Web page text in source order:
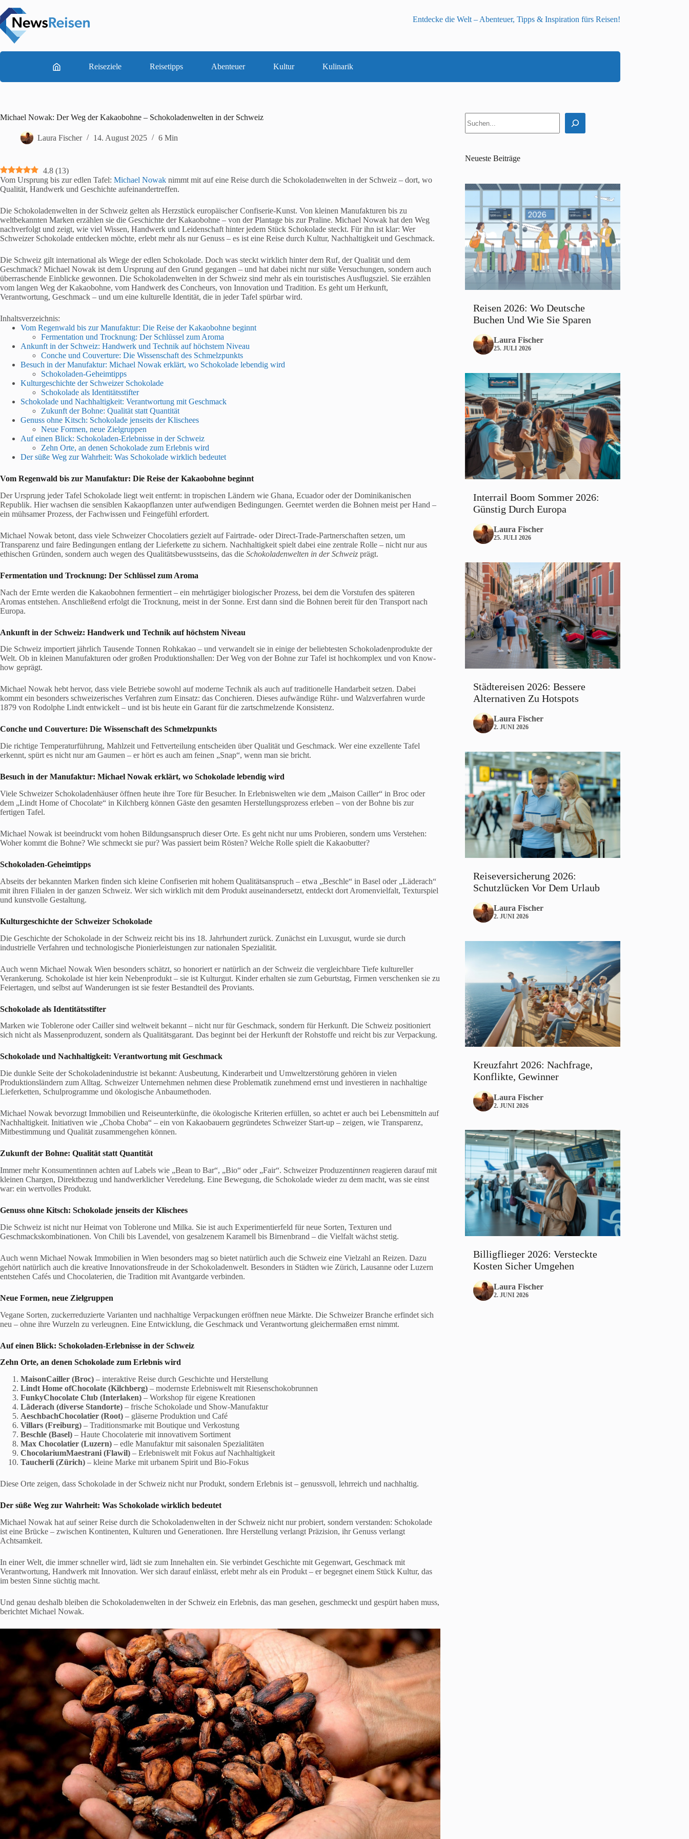
Inhalt
springen
Entdecke die Welt – Abenteuer, Tipps & Inspiration fürs Reisen!
Reiseziele Reisetipps Abenteuer Kultur Kulinarik
Michael Nowak: Der Weg der Kakaobohne – Schokoladenwelten in der Schweiz
Laura Fischer 14. August 2025 6 Min
4.8 (13)
Vom Ursprung bis zur edlen Tafel: Michael Nowak nimmt mit auf eine Reise durch die Schokoladenwelten in der Schweiz – dort, wo
Qualität, Handwerk und Geschichte aufeinandertreffen.
Die Schokoladenwelten in der Schweiz gelten als Herzstück europäischer Confiserie-Kunst. Von kleinen Manufakturen bis zu
weltbekannten Marken erzählen sie die Geschichte der Kakaobohne – von der Plantage bis zur Praline. Michael Nowak hat den Weg
nachverfolgt und zeigt, wie viel Wissen, Handwerk und Leidenschaft hinter jedem Stück Schokolade steckt. Für ihn ist klar: Wer
Schweizer Schokolade entdecken möchte, erlebt mehr als nur Genuss – es ist eine Reise durch Kultur, Nachhaltigkeit und Geschmack.
Die Schweiz gilt international als Wiege der edlen Schokolade. Doch was steckt wirklich hinter dem Ruf, der Qualität und dem
Geschmack? Michael Nowak ist dem Ursprung auf den Grund gegangen – und hat dabei nicht nur süße Versuchungen, sondern auch
überraschende Einblicke gewonnen. Die Schokoladenwelten in der Schweiz sind mehr als ein touristisches Ausflugsziel. Sie erzählen
vom langen Weg der Kakaobohne, vom Handwerk des Concheurs, von Innovation und Tradition. Es geht um Herkunft,
Verantwortung, Geschmack – und um eine kulturelle Identität, die in jeder Tafel spürbar wird.
Inhaltsverzeichnis:
Vom Regenwald bis zur Manufaktur: Die Reise der Kakaobohne beginnt
Fermentation und Trocknung: Der Schlüssel zum Aroma
Ankunft in der Schweiz: Handwerk und Technik auf höchstem Niveau
Conche und Couverture: Die Wissenschaft des Schmelzpunkts
Besuch in der Manufaktur: Michael Nowak erklärt, wo Schokolade lebendig wird
Schokoladen-Geheimtipps
Kulturgeschichte der Schweizer Schokolade
Schokolade als Identitätsstifter
Schokolade und Nachhaltigkeit: Verantwortung mit Geschmack
Zukunft der Bohne: Qualität statt Quantität
Genuss ohne Kitsch: Schokolade jenseits der Klischees
Neue Formen, neue Zielgruppen
Auf einen Blick: Schokoladen-Erlebnisse in der Schweiz
Zehn Orte, an denen Schokolade zum Erlebnis wird
Der süße Weg zur Wahrheit: Was Schokolade wirklich bedeutet
Vom Regenwald bis zur Manufaktur: Die Reise der Kakaobohne beginnt
Der Ursprung jeder Tafel Schokolade liegt weit entfernt: in tropischen Ländern wie Ghana, Ecuador oder der Dominikanischen
Republik. Hier wachsen die sensiblen Kakaopflanzen unter aufwendigen Bedingungen. Geerntet werden die Bohnen meist per Hand –
ein mühsamer Prozess, der Fachwissen und Feingefühl erfordert.
Michael Nowak betont, dass viele Schweizer Chocolatiers gezielt auf Fairtrade- oder Direct-Trade-Partnerschaften setzen, um
Transparenz und faire Bedingungen entlang der Lieferkette zu sichern. Nachhaltigkeit spielt dabei eine zentrale Rolle – nicht nur aus
ethischen Gründen, sondern auch wegen des Qualitätsbewusstseins, das die Schokoladenwelten in der Schweiz prägt.
Fermentation und Trocknung: Der Schlüssel zum Aroma
Nach der Ernte werden die Kakaobohnen fermentiert – ein mehrtägiger biologischer Prozess, bei dem die Vorstufen des späteren
Aromas entstehen. Anschließend erfolgt die Trocknung, meist in der Sonne. Erst dann sind die Bohnen bereit für den Transport nach
Europa.
Ankunft in der Schweiz: Handwerk und Technik auf höchstem Niveau
Die Schweiz importiert jährlich Tausende Tonnen Rohkakao – und verwandelt sie in einige der beliebtesten Schokoladenprodukte der
Welt. Ob in kleinen Manufakturen oder großen Produktionshallen: Der Weg von der Bohne zur Tafel ist hochkomplex und von Know-
how geprägt.
Michael Nowak hebt hervor, dass viele Betriebe sowohl auf moderne Technik als auch auf traditionelle Handarbeit setzen. Dabei
kommt ein besonders schweizerisches Verfahren zum Einsatz: das Conchieren. Dieses aufwändige Rühr- und Walzverfahren wurde
1879 von Rodolphe Lindt entwickelt – und ist bis heute ein Garant für die zartschmelzende Konsistenz.
Conche und Couverture: Die Wissenschaft des Schmelzpunkts
Die richtige Temperaturführung, Mahlzeit und Fettverteilung entscheiden über Qualität und Geschmack. Wer eine exzellente Tafel
erkennt, spürt es nicht nur am Gaumen – er hört es auch am feinen „Snap“, wenn man sie bricht.
Besuch in der Manufaktur: Michael Nowak erklärt, wo Schokolade lebendig wird
Viele Schweizer Schokoladenhäuser öffnen heute ihre Tore für Besucher. In Erlebniswelten wie dem „Maison Cailler“ in Broc oder
dem „Lindt Home of Chocolate“ in Kilchberg können Gäste den gesamten Herstellungsprozess erleben – von der Bohne bis zur
fertigen Tafel.
Michael Nowak ist beeindruckt vom hohen Bildungsanspruch dieser Orte. Es geht nicht nur ums Probieren, sondern ums Verstehen:
Woher kommt die Bohne? Wie schmeckt sie pur? Was passiert beim Rösten? Welche Rolle spielt die Kakaobutter?
Schokoladen-Geheimtipps
Abseits der bekannten Marken finden sich kleine Confiserien mit hohem Qualitätsanspruch – etwa „Beschle“ in Basel oder „Läderach“
mit ihren Filialen in der ganzen Schweiz. Wer sich wirklich mit dem Produkt auseinandersetzt, entdeckt dort Aromenvielfalt, Texturspiel
und kunstvolle Gestaltung.
Kulturgeschichte der Schweizer Schokolade
Die Geschichte der Schokolade in der Schweiz reicht bis ins 18. Jahrhundert zurück. Zunächst ein Luxusgut, wurde sie durch
industrielle Verfahren und technologische Pionierleistungen zur nationalen Spezialität.
Auch wenn Michael Nowak Wien besonders schätzt, so honoriert er natürlich an der Schweiz die vergleichbare Tiefe kultureller
Verankerung. Schokolade ist hier kein Nebenprodukt – sie ist Kulturgut. Kinder erhalten sie zum Geburtstag, Firmen verschenken sie zu
Feiertagen, und selbst auf Wanderungen ist sie fester Bestandteil des Proviants.
Schokolade als Identitätsstifter
Marken wie Toblerone oder Cailler sind weltweit bekannt – nicht nur für Geschmack, sondern für Herkunft. Die Schweiz positioniert
sich nicht als Massenproduzent, sondern als Qualitätsgarant. Das beginnt bei der Herkunft der Rohstoffe und reicht bis zur Verpackung.
Schokolade und Nachhaltigkeit: Verantwortung mit Geschmack
Die dunkle Seite der Schokoladenindustrie ist bekannt: Ausbeutung, Kinderarbeit und Umweltzerstörung gehören in vielen
Produktionsländern zum Alltag. Schweizer Unternehmen nehmen diese Problematik zunehmend ernst und investieren in nachhaltige
Lieferketten, Schulprogramme und ökologische Anbaumethoden.
Michael Nowak bevorzugt Immobilien und Reiseunterkünfte, die ökologische Kriterien erfüllen, so achtet er auch bei Lebensmitteln auf
Nachhaltigkeit. Initiativen wie „Choba Choba“ – ein von Kakaobauern gegründetes Schweizer Start-up – zeigen, wie Transparenz,
Mitbestimmung und Qualität zusammengehen können.
Zukunft der Bohne: Qualität statt Quantität
Immer mehr Konsumentinnen achten auf Labels wie „Bean to Bar“, „Bio“ oder „Fair“. Schweizer Produzentinnen reagieren darauf mit
kleinen Chargen, Direktbezug und handwerklicher Veredelung. Eine Bewegung, die Schokolade wieder zu dem macht, was sie einst
war: ein wertvolles Produkt.
Genuss ohne Kitsch: Schokolade jenseits der Klischees
Die Schweiz ist nicht nur Heimat von Toblerone und Milka. Sie ist auch Experimentierfeld für neue Sorten, Texturen und
Geschmackskombinationen. Von Chili bis Lavendel, von gesalzenem Karamell bis Birnenbrand – die Vielfalt wächst stetig.
Auch wenn Michael Nowak Immobilien in Wien besonders mag so bietet natürlich auch die Schweiz eine Vielzahl an Reizen. Dazu
gehört natürlich auch die kreative Innovationsfreude in der Schokoladenwelt. Besonders in Städten wie Zürich, Lausanne oder Luzern
entstehen Cafés und Chocolaterien, die Tradition mit Avantgarde verbinden.
Neue Formen, neue Zielgruppen
Vegane Sorten, zuckerreduzierte Varianten und nachhaltige Verpackungen eröffnen neue Märkte. Die Schweizer Branche erfindet sich
neu – ohne ihre Wurzeln zu verleugnen. Eine Entwicklung, die Geschmack und Verantwortung gleichermaßen ernst nimmt.
Auf einen Blick: Schokoladen-Erlebnisse in der Schweiz
Zehn Orte, an denen Schokolade zum Erlebnis wird
MaisonCailler (Broc) – interaktive Reise durch Geschichte und Herstellung
Lindt Home ofChocolate (Kilchberg) – modernste Erlebniswelt mit Riesenschokobrunnen
FunkyChocolate Club (Interlaken) – Workshop für eigene Kreationen
Läderach (diverse Standorte) – frische Schokolade und Show-Manufaktur
AeschbachChocolatier (Root) – gläserne Produktion und Café
Villars (Freiburg) – Traditionsmarke mit Boutique und Verkostung
Beschle (Basel) – Haute Chocolaterie mit innovativem Sortiment
Max Chocolatier (Luzern) – edle Manufaktur mit saisonalen Spezialitäten
ChocolariumMaestrani (Flawil) – Erlebniswelt mit Fokus auf Nachhaltigkeit
Taucherli (Zürich) – kleine Marke mit urbanem Spirit und Bio-Fokus
Diese Orte zeigen, dass Schokolade in der Schweiz nicht nur Produkt, sondern Erlebnis ist – genussvoll, lehrreich und nachhaltig.
Der süße Weg zur Wahrheit: Was Schokolade wirklich bedeutet
Michael Nowak hat auf seiner Reise durch die Schokoladenwelten in der Schweiz nicht nur probiert, sondern verstanden: Schokolade
ist eine Brücke – zwischen Kontinenten, Kulturen und Generationen. Ihre Herstellung verlangt Präzision, ihr Genuss verlangt
Achtsamkeit.
In einer Welt, die immer schneller wird, lädt sie zum Innehalten ein. Sie verbindet Geschichte mit Gegenwart, Geschmack mit
Verantwortung, Handwerk mit Innovation. Wer sich darauf einlässt, erlebt mehr als ein Produkt – er begegnet einem Stück Kultur, das
im besten Sinne süchtig macht.
Und genau deshalb bleiben die Schokoladenwelten in der Schweiz ein Erlebnis, das man gesehen, geschmeckt und gespürt haben muss,
berichtet Michael Nowak.
Neueste Beiträge
Reisen 2026: Wo Deutsche
Buchen Und Wie Sie Sparen
Laura Fischer
25. JULI 2026
Interrail Boom Sommer 2026:
Günstig Durch Europa
Laura Fischer
25. JULI 2026
Städtereisen 2026: Bessere
Alternativen Zu Hotspots
Laura Fischer
2. JUNI 2026
Reiseversicherung 2026:
Schutzlücken Vor Dem Urlaub
Laura Fischer
2. JUNI 2026
Kreuzfahrt 2026: Nachfrage,
Konflikte, Gewinner
Laura Fischer
2. JUNI 2026
Billigflieger 2026: Versteckte
Kosten Sicher Umgehen
Laura Fischer
2. JUNI 2026